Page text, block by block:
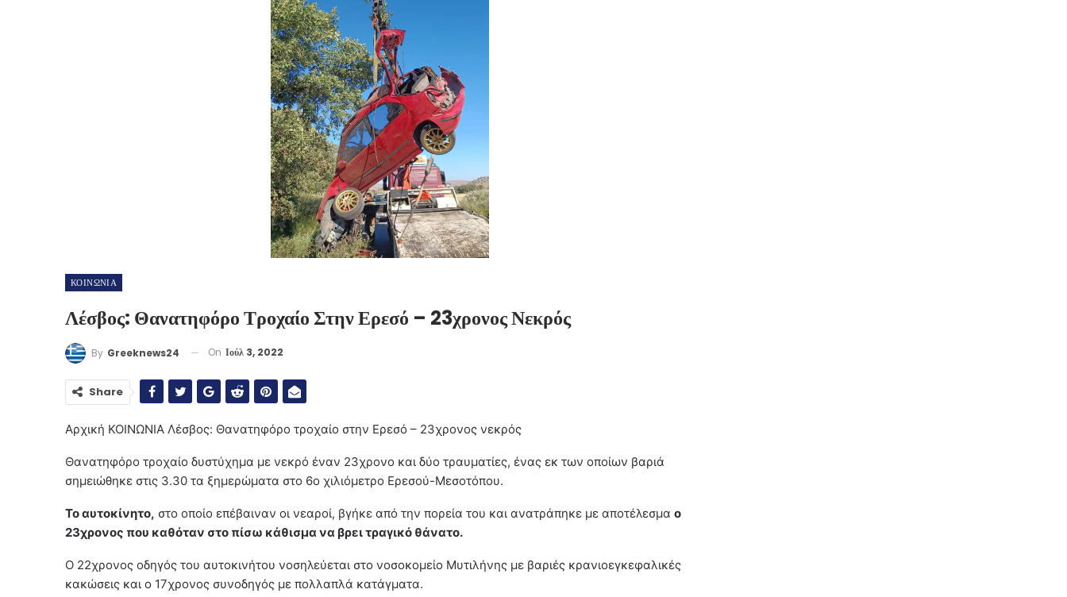
ΚΟΙΝΩΝΙΑ
Λέσβος: Θανατηφόρο Τροχαίο Στην Ερεσό – 23χρονος Νεκρός
By Greeknews24 On Ιούλ 3, 2022
Share
Αρχική ΚΟΙΝΩΝΙΑ Λέσβος: Θανατηφόρο τροχαίο στην Ερεσό – 23χρονος νεκρός
Θανατηφόρο τροχαίο δυστύχημα με νεκρό έναν 23χρονο και δύο τραυματίες, ένας εκ των οποίων βαριά
σημειώθηκε στις 3.30 τα ξημερώματα στο 6ο χιλιόμετρο Ερεσού-Μεσοτόπου.
Το αυτοκίνητο, στο οποίο επέβαιναν οι νεαροί, βγήκε από την πορεία του και ανατράπηκε με αποτέλεσμα ο
23χρονος που καθόταν στο πίσω κάθισμα να βρει τραγικό θάνατο.
Ο 22χρονος οδηγός του αυτοκινήτου νοσηλεύεται στο νοσοκομείο Μυτιλήνης με βαριές κρανιοεγκεφαλικές
κακώσεις και ο 17χρονος συνοδηγός με πολλαπλά κατάγματα.